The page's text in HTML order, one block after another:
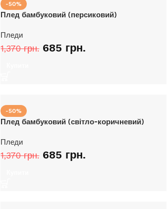
-50%
Плед бамбуковий (персиковий)
Пледи
1,370грн. 685 грн.
-50%
Плед бамбуковий (світло-коричневий)
Пледи
1,370грн. 685 грн.